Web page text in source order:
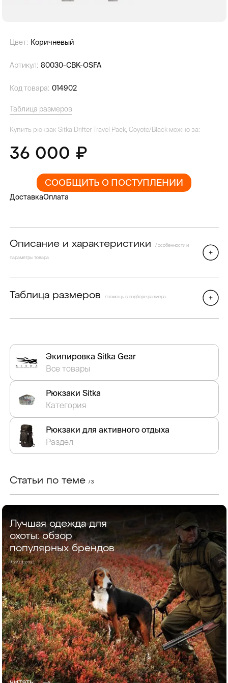
Цвет: Коричневый
Артикул: 80030-CBK-OSFA
Код товара: 014902
Таблица размеров
Купить рюкзак Sitka Drifter Travel Pack, Coyote/Black можно за:
36 000
СООБЩИТЬ О ПОСТУПЛЕНИИ
ДоставкаОплата
Описание и характеристики / особенности и
параметры товара
Таблица размеров / помощь в подборе размера
Экипировка Sitka Gear
Все товары
Рюкзаки Sitka
Категория
Рюкзаки для активного отдыха
Раздел
Статьи по теме / 3
Лучшая одежда для
охоты: обзор
популярных брендов
/ 27.01.2021